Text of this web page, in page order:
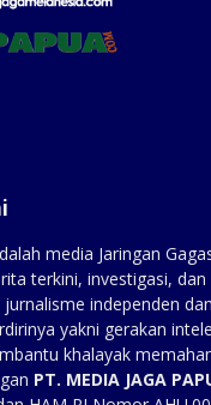
media Jaringan
terkini, investigasi, dan
independen
yakni gerakan
khalayak
PT. MEDIA JAGA